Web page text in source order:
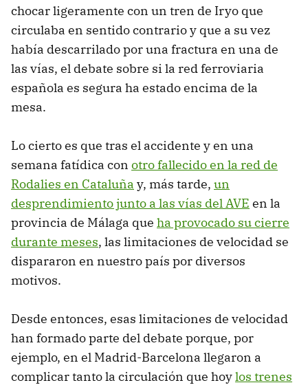
chocar ligeramente con un tren de Iryo que
circulaba en sentido contrario y que a su vez
había descarrilado por una fractura en una de
las vías, el debate sobre si la red ferroviaria
española es segura ha estado encima de la
mesa.
Lo cierto es que tras el accidente y en una
semana fatídica con otro fallecido en la red de
Rodalies en Cataluña y, más tarde, un
desprendimiento junto a las vías del AVE en la
provincia de Málaga que ha provocado su cierre
durante meses, las limitaciones de velocidad se
dispararon en nuestro país por diversos
motivos.
Desde entonces, esas limitaciones de velocidad
han formado parte del debate porque, por
ejemplo, en el Madrid-Barcelona llegaron a
complicar tanto la circulación que hoylos trenes